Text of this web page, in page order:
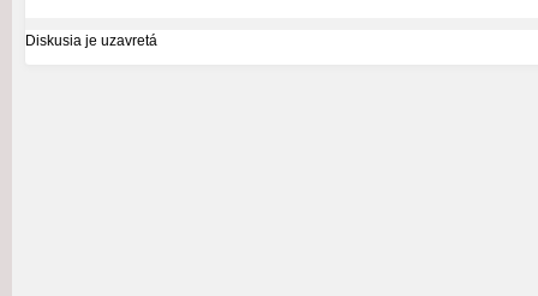
Diskusia je uzavretá